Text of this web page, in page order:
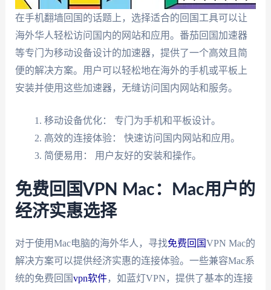
在手机翻墙回国的话题上，选择适合的回国工具可以让
海外华人轻松访问国内的网站和应用。番茄回国加速器
等专门为移动设备设计的加速器，提供了一个高效且简
便的解决方案。用户可以轻松地在海外的手机或平板上
安装并使用这些加速器，无缝访问国内网站和服务。
移动设备优化： 专门为手机和平板设计。
高效的连接体验： 快速访问国内网站和应用。
简便易用： 用户友好的安装和操作。
免费回国VPN Mac：Mac用户的
经济实惠选择
对于使用Mac电脑的海外华人，寻找免费回国VPN Mac的
解决方案可以提供经济实惠的连接体验。一些兼容Mac系
统的免费回国vpn软件，如蓝灯VPN，提供了基本的连接